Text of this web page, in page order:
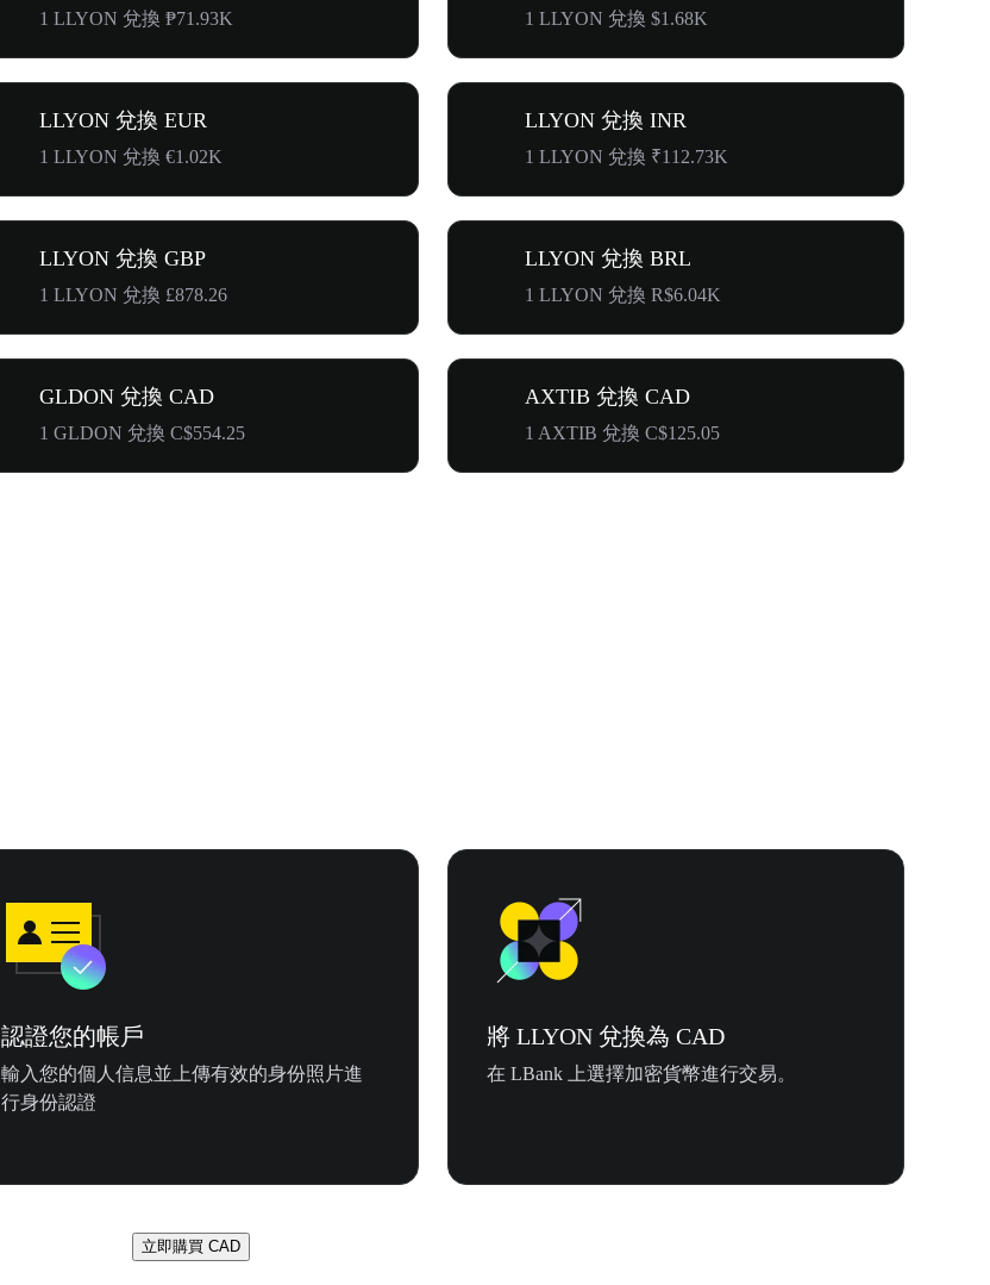
1 LLYON 兌換 ₱71.93K 1 LLYON 兌換 $1.68K
LLYON 兌換 EUR
1 LLYON 兌換 €1.02K
LLYON 兌換 INR
1 LLYON 兌換 ₹112.73K
LLYON 兌換 GBP
1 LLYON 兌換 £878.26
LLYON 兌換 BRL
1 LLYON 兌換 R$6.04K
GLDON 兌換 CAD
1 GLDON 兌換 C$554.25
AXTIB 兌換 CAD
1 AXTIB 兌換 C$125.05
認證您的帳戶
輸入您的個人信息並上傳有效的身份照片進
行身份認證
將 LLYON 兌換為 CAD
在 LBank 上選擇加密貨幣進行交易。
立即購買 CAD